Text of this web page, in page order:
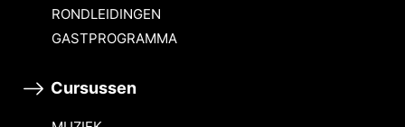
RONDLEIDINGEN
GASTPROGRAMMA
Cursussen